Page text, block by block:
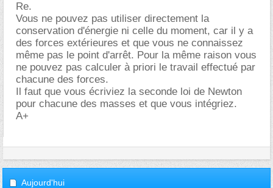
Re.
Vous ne pouvez pas utiliser directement la
conservation d'énergie ni celle du moment, car il y a
des forces extérieures et que vous ne connaissez
même pas le point d'arrêt. Pour la même raison vous
ne pouvez pas calculer à priori le travail effectué par
chacune des forces.
Il faut que vous écriviez la seconde loi de Newton
pour chacune des masses et que vous intégriez.
A+
Aujourd'hui